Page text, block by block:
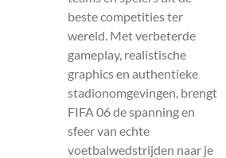
beste competities ter
wereld. Met verbeterde
gameplay, realistische
graphics en authentieke
stadionomgevingen, brengt
FIFA 06 de spanning en
sfeer van echte
voetbalwedstrijden naar je